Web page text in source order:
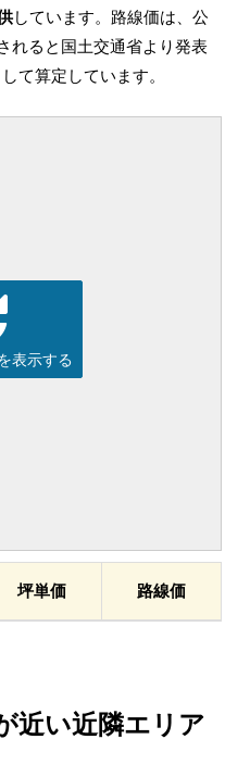
しています。路線価は、公
れると国土交通省より発表
て算定しています。
表示する
坪単価 路線価
近い近隣エリア